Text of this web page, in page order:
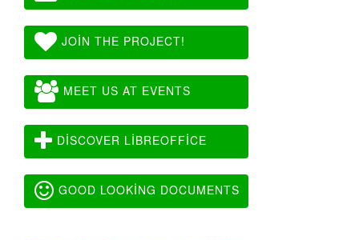
JOIN THE PROJECT!
MEET US AT EVENTS
DISCOVER LIBREOFFICE
GOOD LOOKING DOCUMENTS